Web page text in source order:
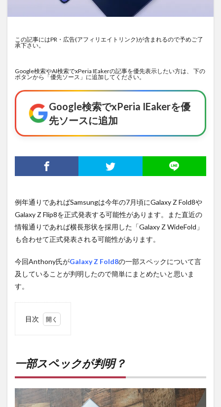
この記事にはPR・広告(アフィリエイトリンク)が含まれるので予めご了
承下さい。
Google検索やAI検索でxPeria IEakerの記事を優先表示したい方は、 下の
ボタンから「優先ソース」に追加してください。
Google検索でxPeria IEakerを優
先ソースに追加
例年通りであればSamsungは今年の7月頃にGalaxy Z Fold8や
Galaxy Z Flip8を正式発表する可能性があります。また直近の
情報通りであれば横長形状を採用した「Galaxy Z WideFold」
も合わせて正式発表される可能性があります。
今回Anthony氏がGalaxy Z Fold8の一部スペックについて言
及していることが判明したので簡単にまとめたいと思いま
す。
目次
ック
が判
明？
PR)
一部スペックが判明？